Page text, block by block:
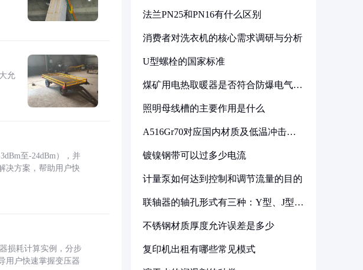
允
至-24dBm），并
决方案，帮助用户快
损耗计算实例，分步
用户快速掌握变压器
法兰PN25和PN16有什么区别
消费者对洗衣机的核心需求调研与分析
U型螺栓的国家标准
煤矿用电热取暖器是否符合防爆电气设
照明母线槽的主要作用是什么
A516Gr70对应国内材质及低温冲击要
镀镍钢带可以过多少电流
计量泵如何达到控制和调节流量的目的
联轴器的轴孔形式有三种：Y型、J型、
不锈钢材质厚度允许误差是多少
复印机出租有哪些常见模式